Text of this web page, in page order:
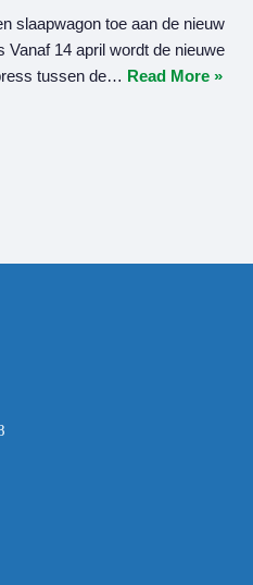
slaapwagon toe aan de nieuw
14 april wordt de nieuwe
tussen de… Read More »